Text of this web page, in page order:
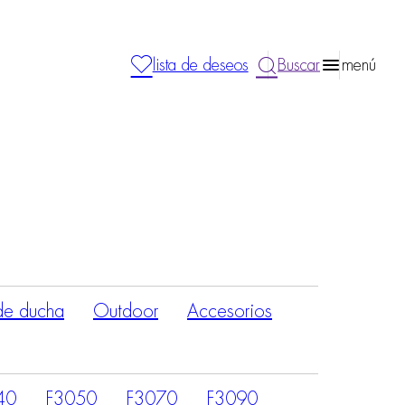
lista de deseos Buscar menú
ducha Outdoor Accesorios
F3050 F3070 F3090